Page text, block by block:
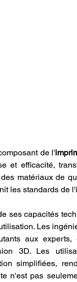
de l'
et efficacité,
matériaux de
les standards de
ses capacités
Les
aux
3D. Les
simplifiées,
n'est pas